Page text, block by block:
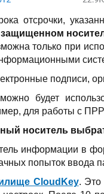
отсрочки,
только при
подписи,
будет
для работы с
носитель
информации в
попыток ввода
CloudKey. Это